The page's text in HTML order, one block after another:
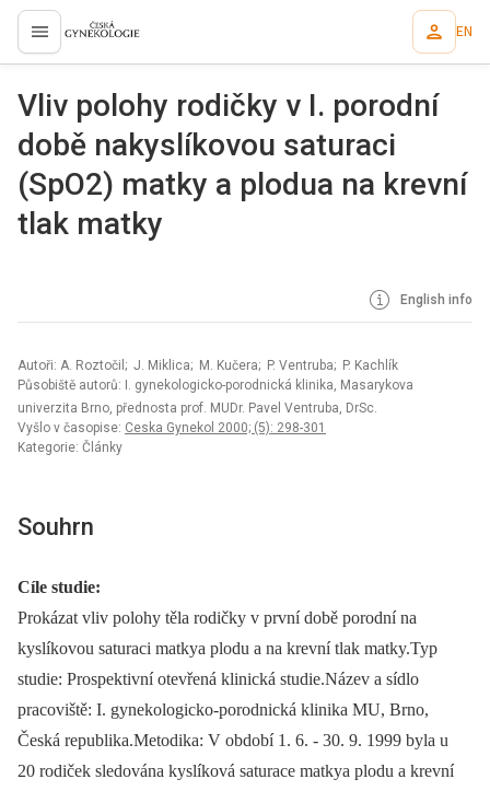
proLékaře.cz EN
Vliv polohy rodičky v I. porodní
době nakyslíkovou saturaci
(SpO2) matky a plodua na krevní
tlak matky
English info
Autoři: A. Roztočil; J. Miklica; M. Kučera; P. Ventruba; P. Kachlík
Působiště autorů: I. gynekologicko-porodnická klinika, Masarykova
univerzita Brno, přednosta prof. MUDr. Pavel Ventruba, DrSc.
Vyšlo v časopise: Ceska Gynekol 2000; (5): 298-301
Kategorie: Články
Souhrn
Cíle studie:
Prokázat vliv polohy těla rodičky v první době porodní na
kyslíkovou saturaci matkya plodu a na krevní tlak matky.Typ
studie: Prospektivní otevřená klinická studie.Název a sídlo
pracoviště: I. gynekologicko-porodnická klinika MU, Brno,
Česká republika.Metodika: V období 1. 6. -⁠ 30. 9. 1999 byla u
20 rodiček sledována kyslíková saturace matkya plodu a krevní